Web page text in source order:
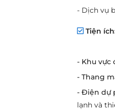
- Dịch vụ
Tiện
- Khu vực
- Thang
- Điện dự
lạnh và